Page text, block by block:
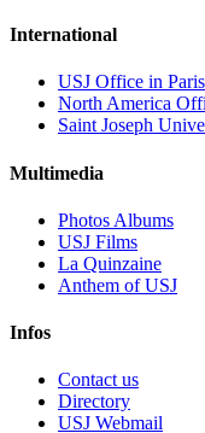
International
USJ Office in Paris
North America
Saint Joseph
Multimedia
Photos Albums
USJ Films
La Quinzaine
Anthem of USJ
Infos
Contact us
Directory
USJ Webmail